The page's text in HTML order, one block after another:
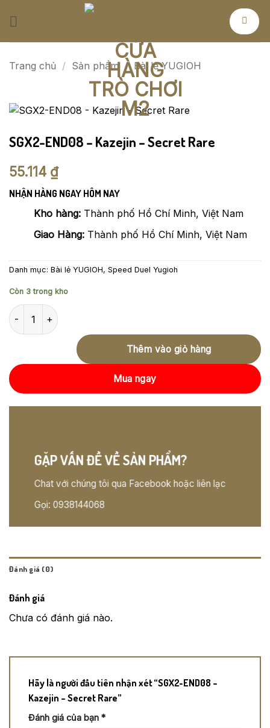
Trang chủ / Sản phẩm / Bài lẻ YUGIOH
SGX2-END08 – Kazejin – Secret Rare
55.114 ₫
NHẬN HÀNG NGAY HÔM NAY
Kho hàng: Thành phố Hồ Chí Minh, Việt Nam
Giao Hàng: Thành phố Hồ Chí Minh, Việt Nam
Danh mục: Bài lẻ YUGIOH, Speed Duel Yugioh
Còn 3 trong kho
SGX2-END08 - Kazejin - Secret Rare số lượng
Thêm vào giỏ hàng
Mua ngay
GẶP VẤN ĐỀ VỀ SẢN PHẨM?
Chat với chúng tôi qua Facebook hoặc liên lạc
Gọi: 0938144068
Đánh giá (0)
Đánh giá
Chưa có đánh giá nào.
Hãy là người đầu tiên nhận xét “SGX2-END08 –
Kazejin – Secret Rare”
Đánh giá của bạn *